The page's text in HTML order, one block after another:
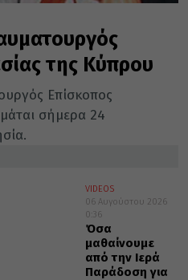
της Κύπρου
Επίσκοπος
σήμερα 24
VIDEOS
06 Αυγούστου 2026
0:36
Όσα
μαθαίνουμε
από την Ιερά
Παράδοση για